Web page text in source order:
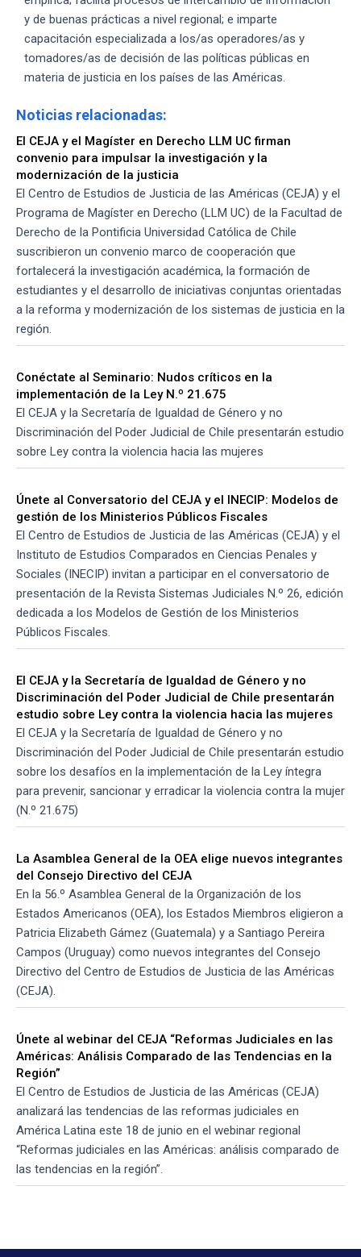
y de buenas prácticas a nivel regional; e imparte
capacitación especializada a los/as operadores/as y
tomadores/as de decisión de las políticas públicas en
materia de justicia en los países de las Américas.
Noticias relacionadas:
El CEJA y el Magíster en Derecho LLM UC firman
convenio para impulsar la investigación y la
modernización de la justicia
El Centro de Estudios de Justicia de las Américas (CEJA) y el
Programa de Magíster en Derecho (LLM UC) de la Facultad de
Derecho de la Pontificia Universidad Católica de Chile
suscribieron un convenio marco de cooperación que
fortalecerá la investigación académica, la formación de
estudiantes y el desarrollo de iniciativas conjuntas orientadas
a la reforma y modernización de los sistemas de justicia en la
región.
Conéctate al Seminario: Nudos críticos en la
implementación de la Ley N.º 21.675
El CEJA y la Secretaría de Igualdad de Género y no
Discriminación del Poder Judicial de Chile presentarán estudio
sobre Ley contra la violencia hacia las mujeres
Únete al Conversatorio del CEJA y el INECIP: Modelos de
gestión de los Ministerios Públicos Fiscales
El Centro de Estudios de Justicia de las Américas (CEJA) y el
Instituto de Estudios Comparados en Ciencias Penales y
Sociales (INECIP) invitan a participar en el conversatorio de
presentación de la Revista Sistemas Judiciales N.º 26, edición
dedicada a los Modelos de Gestión de los Ministerios
Públicos Fiscales.
El CEJA y la Secretaría de Igualdad de Género y no
Discriminación del Poder Judicial de Chile presentarán
estudio sobre Ley contra la violencia hacia las mujeres
El CEJA y la Secretaría de Igualdad de Género y no
Discriminación del Poder Judicial de Chile presentarán estudio
sobre los desafíos en la implementación de la Ley íntegra
para prevenir, sancionar y erradicar la violencia contra la mujer
(N.º 21.675)
La Asamblea General de la OEA elige nuevos integrantes
del Consejo Directivo del CEJA
En la 56.º Asamblea General de la Organización de los
Estados Americanos (OEA), los Estados Miembros eligieron a
Patricia Elizabeth Gámez (Guatemala) y a Santiago Pereira
Campos (Uruguay) como nuevos integrantes del Consejo
Directivo del Centro de Estudios de Justicia de las Américas
(CEJA).
Únete al webinar del CEJA “Reformas Judiciales en las
Américas: Análisis Comparado de las Tendencias en la
Región”
El Centro de Estudios de Justicia de las Américas (CEJA)
analizará las tendencias de las reformas judiciales en
América Latina este 18 de junio en el webinar regional
“Reformas judiciales en las Américas: análisis comparado de
las tendencias en la región”.